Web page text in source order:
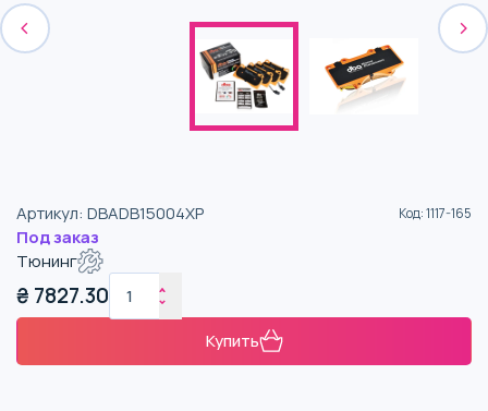
Артикул: DBADB15004XP Код:1117-165
Под заказ
Тюнинг
₴ 7827.30
Купить